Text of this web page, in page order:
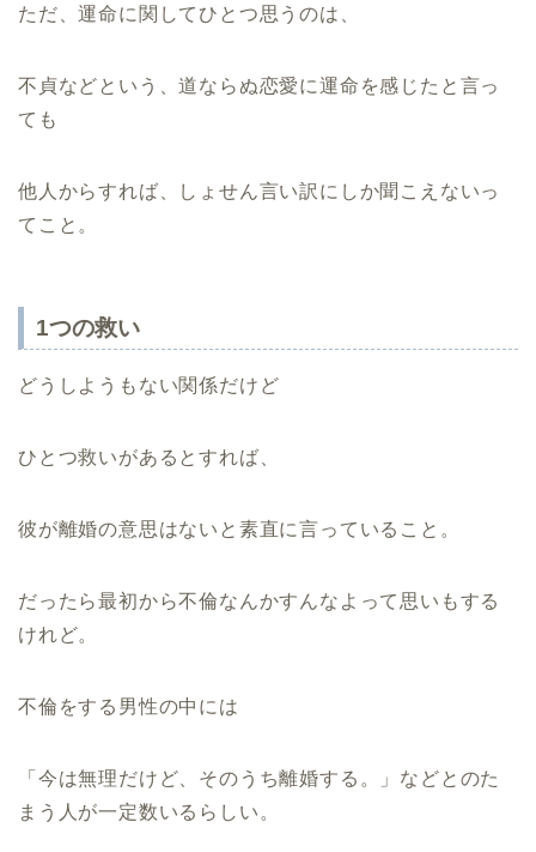
ただ、運命に関してひとつ思うのは、
不貞などという、道ならぬ恋愛に運命を感じたと言っ
ても
他人からすれば、しょせん言い訳にしか聞こえないっ
てこと。
1つの救い
どうしようもない関係だけど
ひとつ救いがあるとすれば、
彼が離婚の意思はないと素直に言っていること。
だったら最初から不倫なんかすんなよって思いもする
けれど。
不倫をする男性の中には
「今は無理だけど、そのうち離婚する。」などとのた
まう人が一定数いるらしい。